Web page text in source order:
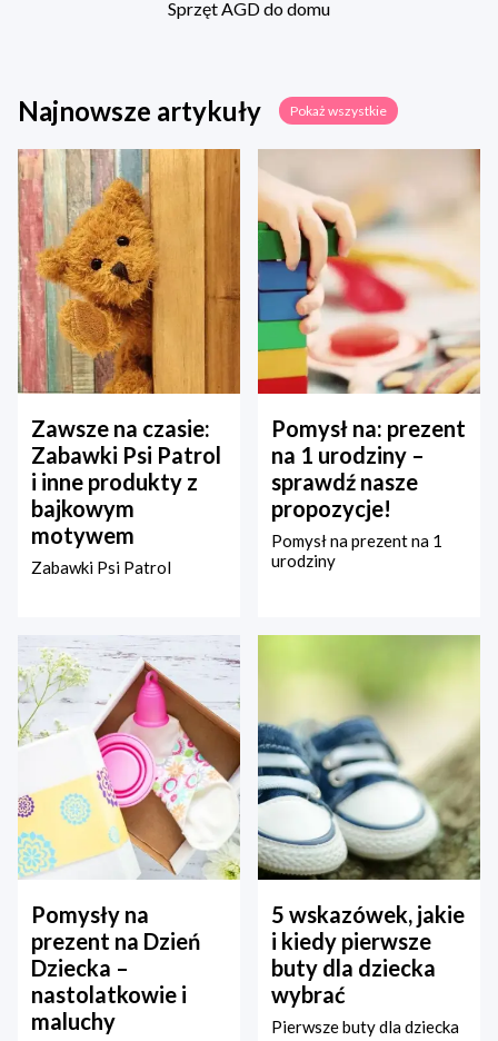
Sprzęt AGD do domu
Najnowsze artykuły Pokaż wszystkie
Zawsze na czasie:
Zabawki Psi Patrol
i inne produkty z
bajkowym
motywem
Zabawki Psi Patrol
Pomysł na: prezent
na 1 urodziny –
sprawdź nasze
propozycje!
Pomysł na prezent na 1
urodziny
Pomysły na
prezent na Dzień
Dziecka –
nastolatkowie i
maluchy
5 wskazówek, jakie
i kiedy pierwsze
buty dla dziecka
wybrać
Pierwsze buty dla dziecka